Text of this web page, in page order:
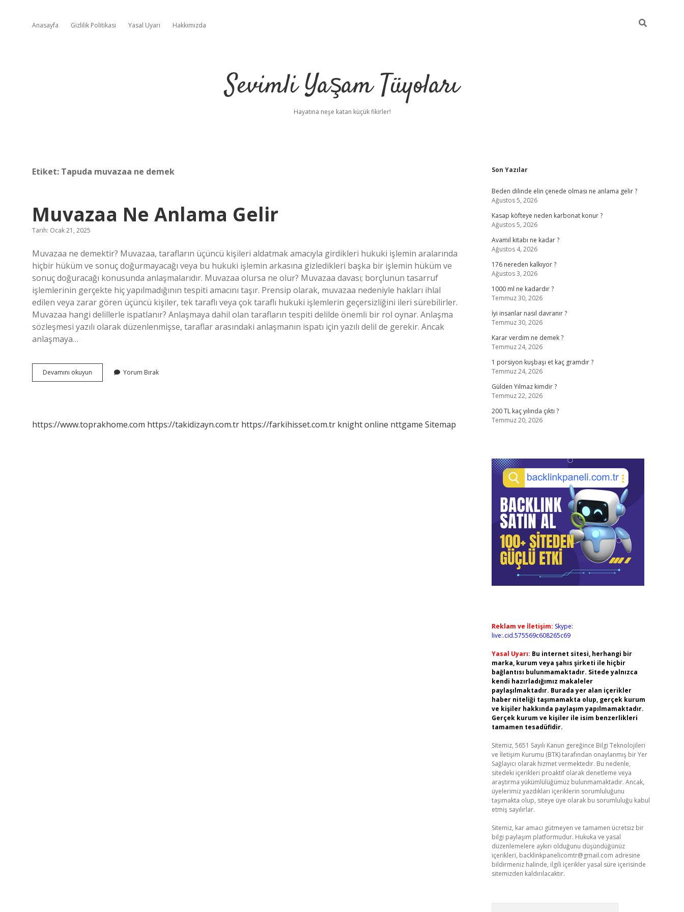
Anasayfa Gizlilik Politikası Yasal Uyarı Hakkımızda
Sevimli Yaşam Tüyoları
Hayatına neşe katan küçük fikirler!
Etiket: Tapuda muvazaa ne demek
Muvazaa Ne Anlama Gelir
Tarih: Ocak 21, 2025
Muvazaa ne demektir? Muvazaa, tarafların üçüncü kişileri aldatmak amacıyla girdikleri hukuki işlemin aralarında
hiçbir hüküm ve sonuç doğurmayacağı veya bu hukuki işlemin arkasına gizledikleri başka bir işlemin hüküm ve
sonuç doğuracağı konusunda anlaşmalarıdır. Muvazaa olursa ne olur? Muvazaa davası; borçlunun tasarruf
işlemlerinin gerçekte hiç yapılmadığının tespiti amacını taşır. Prensip olarak, muvazaa nedeniyle hakları ihlal
edilen veya zarar gören üçüncü kişiler, tek taraflı veya çok taraflı hukuki işlemlerin geçersizliğini ileri sürebilirler.
Muvazaa hangi delillerle ispatlanır? Anlaşmaya dahil olan tarafların tespiti delilde önemli bir rol oynar. Anlaşma
sözleşmesi yazılı olarak düzenlenmişse, taraflar arasındaki anlaşmanın ispatı için yazılı delil de gerekir. Ancak
anlaşmaya…
Devamını okuyun Muvazaa
Ne
Yorum Bırak
https://www.toprakhome.com https://takidizayn.com.tr https://farkihisset.com.tr knight online nttgame Sitemap
Sidebar
Son Yazılar
Beden dilinde elin çenede olması ne anlama gelir ?
Ağustos 5, 2026
Kasap köfteye neden karbonat konur ?
Ağustos 5, 2026
Avamil kitabı ne kadar ?
Ağustos 4, 2026
176 nereden kalkıyor ?
Ağustos 3, 2026
1000 ml ne kadardır ?
Temmuz 30, 2026
İyi insanlar nasıl davranır ?
Temmuz 30, 2026
Karar verdim ne demek ?
Temmuz 24, 2026
1 porsiyon kuşbaşı et kaç gramdır ?
Temmuz 24, 2026
Gülden Yılmaz kimdir ?
Temmuz 22, 2026
200 TL kaç yılında çıktı ?
Temmuz 20, 2026
Reklam ve İletişim: Skype:
live:.cid.575569c608265c69
Yasal Uyarı: Bu internet sitesi, herhangi bir
marka, kurum veya şahıs şirketi ile hiçbir
bağlantısı bulunmamaktadır. Sitede yalnızca
kendi hazırladığımız makaleler
paylaşılmaktadır. Burada yer alan içerikler
haber niteliği taşımamakta olup, gerçek kurum
ve kişiler hakkında paylaşım yapılmamaktadır.
Gerçek kurum ve kişiler ile isim benzerlikleri
tamamen tesadüfidir.
Sitemiz, 5651 Sayılı Kanun gereğince Bilgi Teknolojileri
ve İletişim Kurumu (BTK) tarafından onaylanmış bir Yer
Sağlayıcı olarak hizmet vermektedir. Bu nedenle,
sitedeki içerikleri proaktif olarak denetleme veya
araştırma yükümlülüğümüz bulunmamaktadır. Ancak,
üyelerimiz yazdıkları içeriklerin sorumluluğunu
taşımakta olup, siteye üye olarak bu sorumluluğu kabul
etmiş sayılırlar.
Sitemiz, kar amacı gütmeyen ve tamamen ücretsiz bir
bilgi paylaşım platformudur. Hukuka ve yasal
düzenlemelere aykırı olduğunu düşündüğünüz
içerikleri, backlinkpanelicomtr@gmail.com adresine
bildirmeniz halinde, ilgili içerikler yasal süre içerisinde
sitemizden kaldırılacaktır.